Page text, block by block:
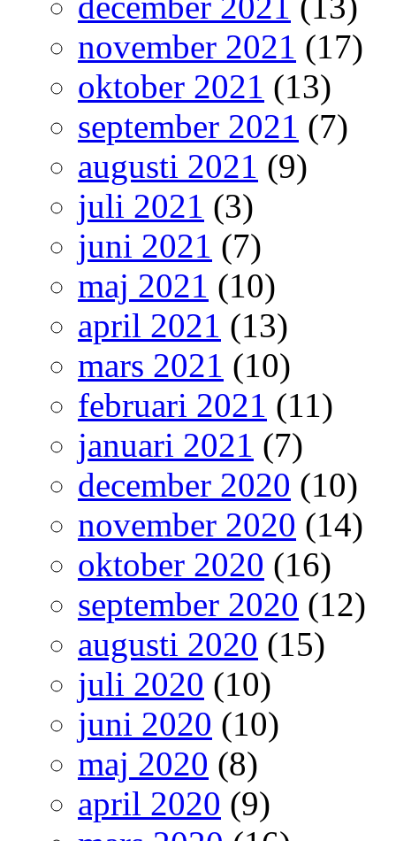
november 2021 (17)
oktober 2021 (13)
september 2021 (7)
augusti 2021 (9)
juli 2021 (3)
juni 2021 (7)
maj 2021 (10)
april 2021 (13)
mars 2021 (10)
februari 2021 (11)
januari 2021 (7)
december 2020 (10)
november 2020 (14)
oktober 2020 (16)
september 2020 (12)
augusti 2020 (15)
juli 2020 (10)
juni 2020 (10)
maj 2020 (8)
april 2020 (9)